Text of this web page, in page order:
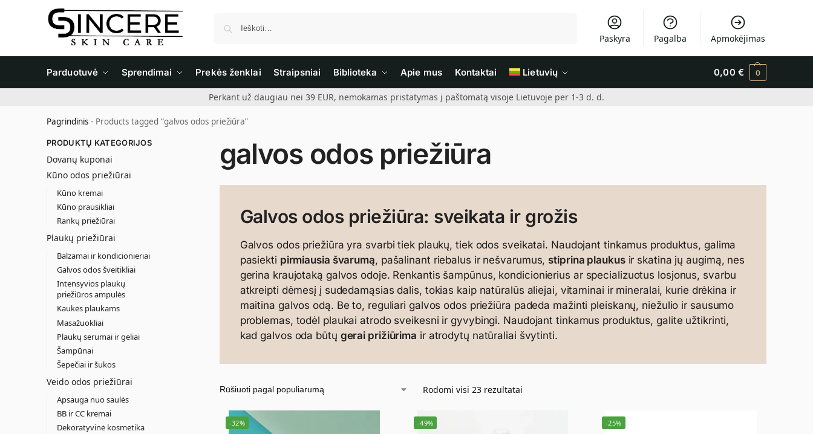
Paskyra Pagalba Apmokėjimas
Parduotuvė Sprendimai Prekės ženklai Straipsniai Biblioteka Apie mus Kontaktai Lietuvių 0,00 € 0
Perkant už daugiau nei 39 EUR, nemokamas pristatymas į paštomatą visoje Lietuvoje per 1-3 d. d.
Pagrindinis - Products tagged “galvos odos priežiūra”
galvos odos priežiūra
Galvos odos priežiūra: sveikata ir grožis
Galvos odos priežiūra yra svarbi tiek plaukų, tiek odos sveikatai. Naudojant tinkamus produktus, galima
pasiekti pirmiausia švarumą, pašalinant riebalus ir nešvarumus, stiprina plaukusir skatina jų augimą, nes
gerina kraujotaką galvos odoje. Renkantis šampūnus, kondicionierius ar specializuotus losjonus, svarbu
atkreipti dėmesį į sudedamąsias dalis, tokias kaip natūralūs aliejai, vitaminai ir mineralai, kurie drėkina ir
maitina galvos odą. Be to, reguliari galvos odos priežiūra padeda mažinti pleiskanų, niežulio ir sausumo
problemas, todėl plaukai atrodo sveikesni ir gyvybingi. Naudojant tinkamus produktus, galite užtikrinti,
kad galvos oda būtų gerai prižiūrima ir atrodytų natūraliai švytinti.
Rodomi visi 23 rezultatai
-32% -49% -25%
PRODUKTŲ KATEGORIJOS
Dovanų kuponai
Kūno odos priežiūrai
Kūno kremai
Kūno prausikliai
Rankų priežiūrai
Plaukų priežiūrai
Balzamai ir kondicionieriai
Galvos odos šveitikliai
Intensyvios plaukų
priežiūros ampulės
Kaukės plaukams
Masažuokliai
Plaukų serumai ir geliai
Šampūnai
Šepečiai ir šukos
Veido odos priežiūrai
Apsauga nuo saulės
BB ir CC kremai
Dekoratyvinė kosmetika